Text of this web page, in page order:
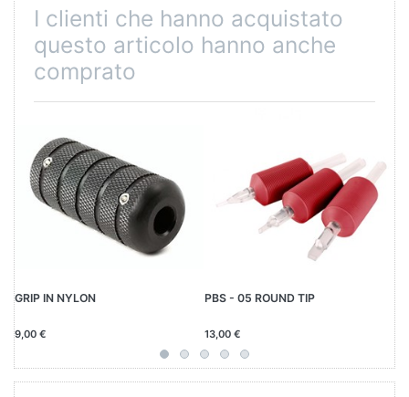
I clienti che hanno acquistato
questo articolo hanno anche
comprato
GRIP IN NYLON
9,00 €
PBS - 05 ROUND TIP
13,00 €